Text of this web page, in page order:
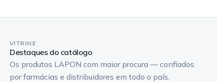
VITRINE
Destaques do catálogo
Os produtos LAPON com maior procura — confiados
por farmácias e distribuidores em todo o país.